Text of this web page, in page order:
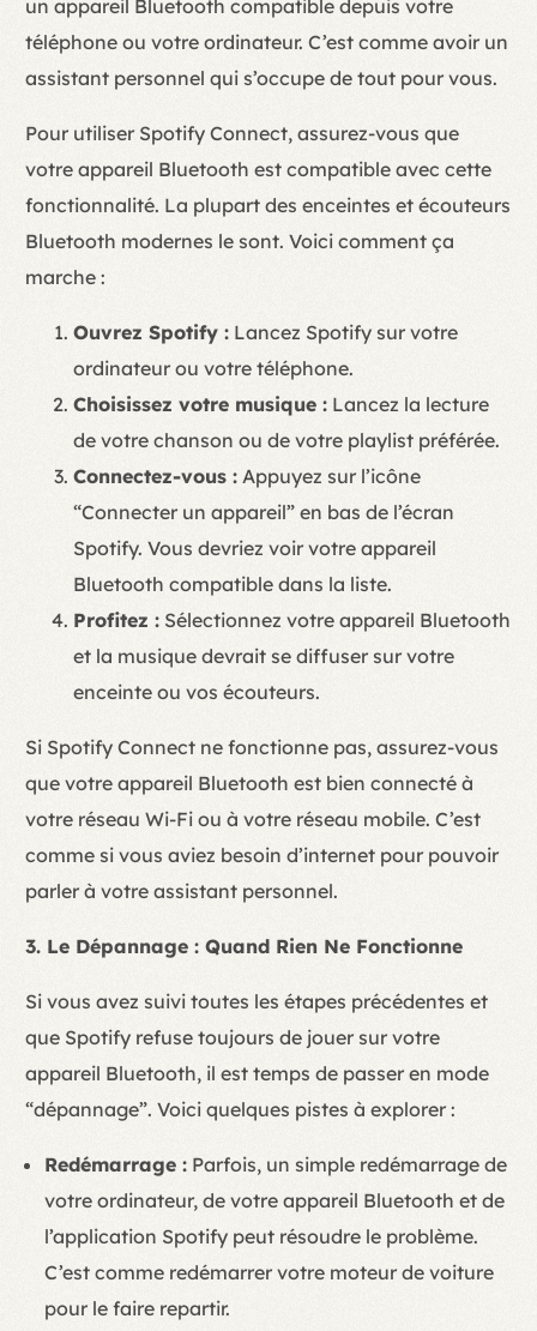
un appareil Bluetooth compatible depuis votre
téléphone ou votre ordinateur. C’est comme avoir un
assistant personnel qui s’occupe de tout pour vous.
Pour utiliser Spotify Connect, assurez-vous que
votre appareil Bluetooth est compatible avec cette
fonctionnalité. La plupart des enceintes et écouteurs
Bluetooth modernes le sont. Voici comment ça
marche :
Ouvrez Spotify : Lancez Spotify sur votre
ordinateur ou votre téléphone.
Choisissez votre musique : Lancez la lecture
de votre chanson ou de votre playlist préférée.
Connectez-vous : Appuyez sur l’icône
“Connecter un appareil” en bas de l’écran
Spotify. Vous devriez voir votre appareil
Bluetooth compatible dans la liste.
Profitez : Sélectionnez votre appareil Bluetooth
et la musique devrait se diffuser sur votre
enceinte ou vos écouteurs.
Si Spotify Connect ne fonctionne pas, assurez-vous
que votre appareil Bluetooth est bien connecté à
votre réseau Wi-Fi ou à votre réseau mobile. C’est
comme si vous aviez besoin d’internet pour pouvoir
parler à votre assistant personnel.
3. Le Dépannage : Quand Rien Ne Fonctionne
Si vous avez suivi toutes les étapes précédentes et
que Spotify refuse toujours de jouer sur votre
appareil Bluetooth, il est temps de passer en mode
“dépannage”. Voici quelques pistes à explorer :
Redémarrage : Parfois, un simple redémarrage de
votre ordinateur, de votre appareil Bluetooth et de
l’application Spotify peut résoudre le problème.
C’est comme redémarrer votre moteur de voiture
pour le faire repartir.